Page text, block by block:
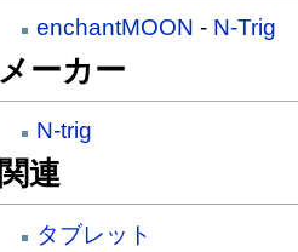
enchantMOON - N-Trig
メーカー
N-trig
関連
タブレット